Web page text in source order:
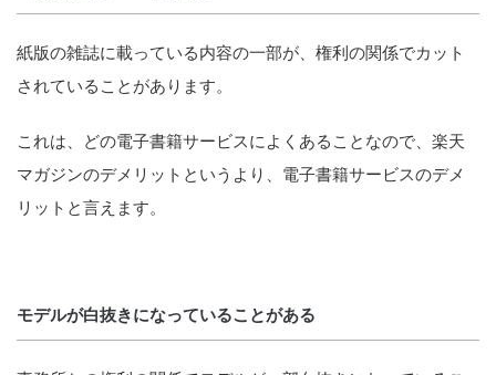
紙版の雑誌に載っている内容の一部が、権利の関係でカット
されていることがあります。
これは、どの電子書籍サービスによくあることなので、楽天
マガジンのデメリットというより、電子書籍サービスのデメ
リットと言えます。
モデルが白抜きになっていることがある